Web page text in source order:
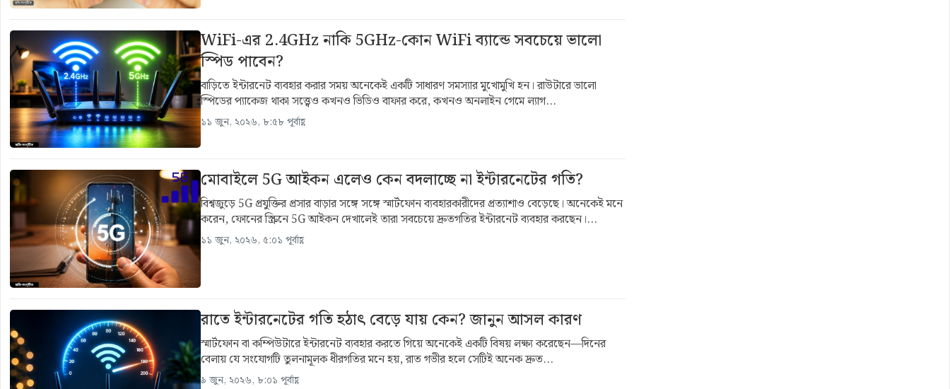
WiFi-এর 2.4GHz নাকি 5GHz-কোন WiFi ব্যান্ডে সবচেয়ে ভালো
স্পিড পাবেন?
বাড়িতে ইন্টারনেট ব্যবহার করার সময় অনেকেই একটি সাধারণ সমস্যার মুখোমুখি হন। রাউটারে ভালো
স্পিডের প্যাকেজ থাকা সত্ত্বেও কখনও ভিডিও বাফার করে, কখনও অনলাইন গেমে ল্যাগ...
১১ জুন, ২০২৬, ৮:৫৮ পূর্বাহ্ণ
মোবাইলে 5G আইকন এলেও কেন বদলাচ্ছে না ইন্টারনেটের গতি?
বিশ্বজুড়ে 5G প্রযুক্তির প্রসার বাড়ার সঙ্গে সঙ্গে স্মার্টফোন ব্যবহারকারীদের প্রত্যাশাও বেড়েছে। অনেকেই মনে
করেন, ফোনের স্ক্রিনে 5G আইকন দেখালেই তারা সবচেয়ে দ্রুতগতির ইন্টারনেট ব্যবহার করছেন।...
১১ জুন, ২০২৬, ৫:০১ পূর্বাহ্ণ
রাতে ইন্টারনেটের গতি হঠাৎ বেড়ে যায় কেন? জানুন আসল কারণ
স্মার্টফোন বা কম্পিউটারে ইন্টারনেট ব্যবহার করতে গিয়ে অনেকেই একটি বিষয় লক্ষ্য করেছেন—দিনের
বেলায় যে সংযোগটি তুলনামূলক ধীরগতির মনে হয়, রাত গভীর হলে সেটিই অনেক দ্রুত...
৯ জুন, ২০২৬, ৮:০১ পূর্বাহ্ণ